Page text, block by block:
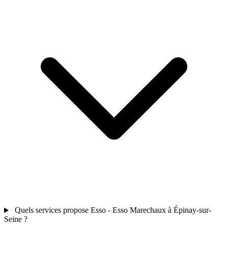
Quels services propose Esso - Esso Marechaux à Épinay-sur-
Seine ?